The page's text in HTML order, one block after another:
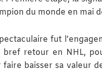
du monde en mai
fut
bref retour en NHL,
baisser sa valeur